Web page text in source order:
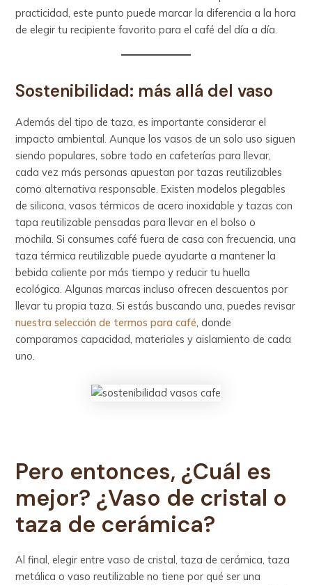
practicidad, este punto puede marcar la diferencia a la hora
de elegir tu recipiente favorito para el café del día a día.
Sostenibilidad: más allá del vaso
Además del tipo de taza, es importante considerar el
impacto ambiental. Aunque los vasos de un solo uso siguen
siendo populares, sobre todo en cafeterías para llevar,
cada vez más personas apuestan por tazas reutilizables
como alternativa responsable. Existen modelos plegables
de silicona, vasos térmicos de acero inoxidable y tazas con
tapa reutilizable pensadas para llevar en el bolso o
mochila. Si consumes café fuera de casa con frecuencia, una
taza térmica reutilizable puede ayudarte a mantener la
bebida caliente por más tiempo y reducir tu huella
ecológica. Algunas marcas incluso ofrecen descuentos por
llevar tu propia taza. Si estás buscando una, puedes revisar
nuestra selección de termos para café , donde
comparamos capacidad, materiales y aislamiento de cada
uno.
Pero entonces, ¿Cuál es
mejor? ¿Vaso de cristal o
taza de cerámica?
Al final, elegir entre vaso de cristal, taza de cerámica, taza
metálica o vaso reutilizable no tiene por qué ser una